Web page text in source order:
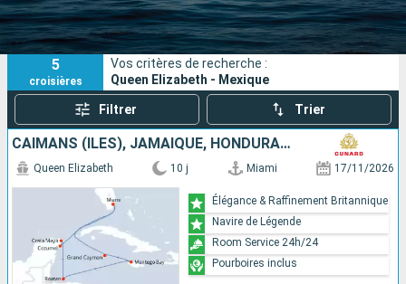
Ports Compagnies
Rechercher
5
croisières
Vos critères de recherche :
Queen Elizabeth - Mexique
Filtrer Trier
CAÏMANS (ÎLES), JAMAÏQUE, HONDURAS, ÉTATS-UNIS, MEXIQUE
Queen Elizabeth 10 j Miami 17/11/2026
Élégance & Raffinement Britannique
Navire de Légende
Room Service 24h/24
Pourboires inclus